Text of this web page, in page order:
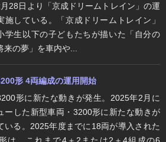
28日より「京成ドリームトレイン」の運
施している。「京成ドリームトレイン」
学生以下の子どもたちが描いた「自分の
来の夢」を車内や...
形 4両編成の運用開始
形に新たな動きが発生。2025年2月に
ーした新型車両・3200形に新たな動きが
いる。2025年度までに18両が導入された